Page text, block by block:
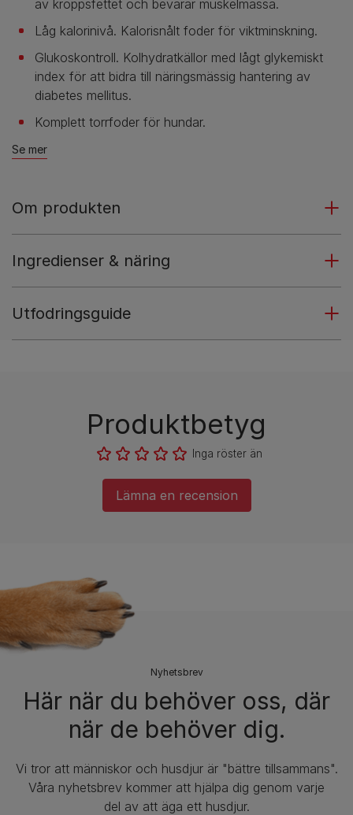
av kroppsfettet och bevarar muskelmassa.
Låg kalorinivå. Kalorisnålt foder för viktminskning.
Glukoskontroll. Kolhydratkällor med lågt glykemiskt
index för att bidra till näringsmässig hantering av
diabetes mellitus.
Komplett torrfoder för hundar.
Se mer
Om produkten
Ingredienser & näring
Utfodringsguide
Produktbetyg
Inga röster än
Lämna en recension
Nyhetsbrev​
Här när du behöver oss, där
när de behöver dig.
Vi tror att människor och husdjur är "bättre tillsammans".
Våra nyhetsbrev kommer att hjälpa dig genom varje
del av att äga ett husdjur.